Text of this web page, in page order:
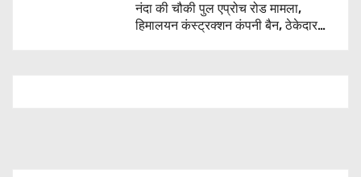
नंदा की चौकी पुल एप्रोच रोड मामला,
हिमालयन कंस्ट्रक्शन कंपनी बैन, ठेकेदार